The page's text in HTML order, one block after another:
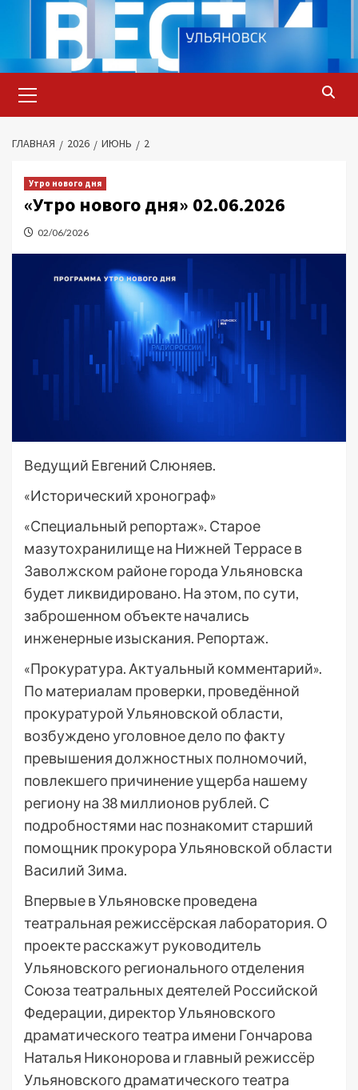
содержимому
меню
ГЛАВНАЯ 2026 ИЮНЬ 2
Утро нового дня
«Утро нового дня» 02.06.2026
02/06/2026
Ведущий Евгений Слюняев.
«Исторический хронограф»
«Специальный репортаж». Старое
мазутохранилище на Нижней Террасе в
Заволжском районе города Ульяновска
будет ликвидировано. На этом, по сути,
заброшенном объекте начались
инженерные изыскания. Репортаж.
«Прокуратура. Актуальный комментарий».
По материалам проверки, проведённой
прокуратурой Ульяновской области,
возбуждено уголовное дело по факту
превышения должностных полномочий,
повлекшего причинение ущерба нашему
региону на 38 миллионов рублей. С
подробностями нас познакомит старший
помощник прокурора Ульяновской области
Василий Зима.
Впервые в Ульяновске проведена
театральная режиссёрская лаборатория. О
проекте расскажут руководитель
Ульяновского регионального отделения
Союза театральных деятелей Российской
Федерации, директор Ульяновского
драматического театра имени Гончарова
Наталья Никонорова и главный режиссёр
Ульяновского драматического театра